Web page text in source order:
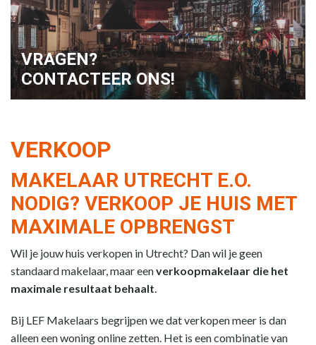
VRAGEN?
CONTACTEER ONS!
VERKOOP
MAKELAAR UTRECHT E.O.
NODIG? VERKOOP JE HUIS MET
MAXIMALE OPBRENGST
Wil je jouw huis verkopen in Utrecht? Dan wil je geen
standaard makelaar, maar eenverkoopmakelaar die het
maximale resultaat behaalt.
Bij LEF Makelaars begrijpen we dat verkopen meer is dan
alleen een woning online zetten. Het is een combinatie van